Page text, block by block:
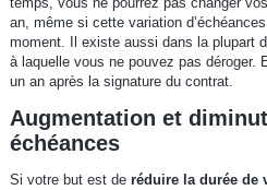
an, même si cette variation
moment. Il existe aussi dans la plupart
à laquelle vous ne pouvez pas déroger.
un an après la signature du contrat.
Augmentation et
échéances
Si votre but est de réduire la durée de